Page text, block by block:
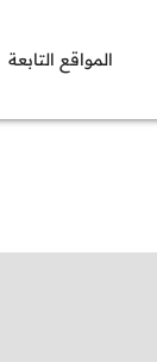
المواقع التابعة